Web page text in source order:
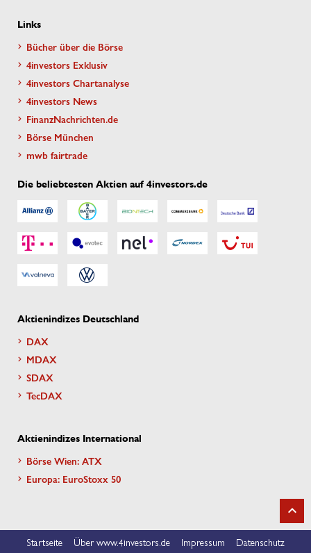
Links
Bücher über die Börse
4investors Exklusiv
4investors Chartanalyse
4investors News
FinanzNachrichten.de
Börse München
mwb fairtrade
Die beliebtesten Aktien auf 4investors.de
Aktienindizes Deutschland
DAX
MDAX
SDAX
TecDAX
Aktienindizes International
Börse Wien: ATX
Europa: EuroStoxx 50
Startseite Über www.4investors.de Impressum Datenschutz